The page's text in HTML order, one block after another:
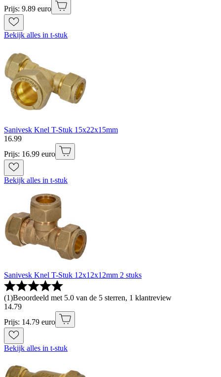
Prijs: 9.89 euro
Bekijk alles in t-stuk
Sanivesk Knel T-Stuk 15x22x15mm
16.99
Prijs: 16.99 euro
Bekijk alles in t-stuk
Sanivesk Knel T-Stuk 12x12x12mm 2 stuks
(1)Beoordeeld met 5.0 van de 5 sterren, 1 klantreview
14.79
Prijs: 14.79 euro
Bekijk alles in t-stuk